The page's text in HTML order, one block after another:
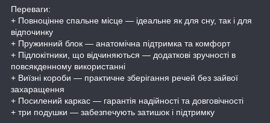
Переваги:
+ Повноцінне спальне місце — ідеальне як для сну, так і для
відпочинку
+ Пружинний блок — анатомічна підтримка та комфорт
+ Підлокітники, що відчиняються — додаткові зручності в
повсякденному використанні
+ Виїзні короби — практичне зберігання речей без зайвої
захаращення
+ Посилений каркас — гарантія надійності та довговічності
+ три подушки — забезпечують затишок і підтримку